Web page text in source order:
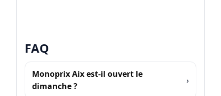
FAQ
Monoprix Aix est-il ouvert le
dimanche ?